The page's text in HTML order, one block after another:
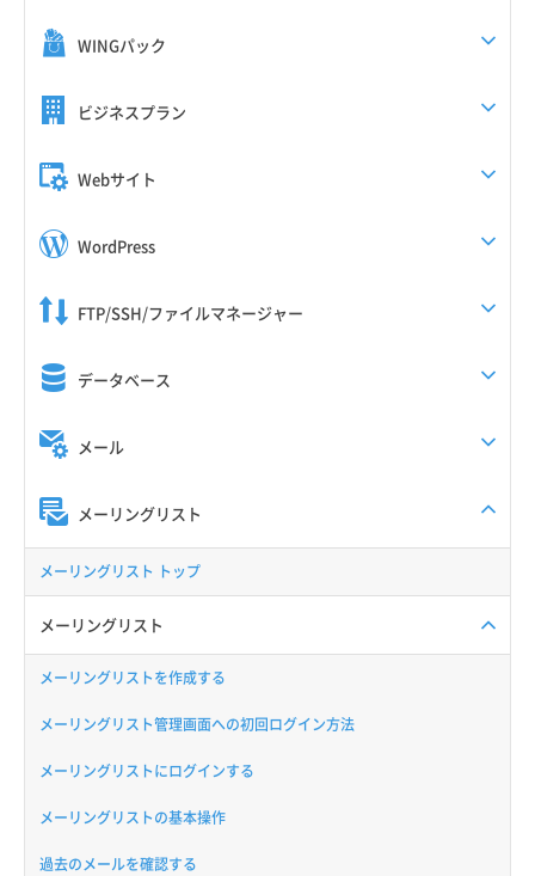
WINGパック
ビジネスプラン
Webサイト
WordPress
FTP/SSH/ファイルマネージャー
データベース
メール
メーリングリスト
メーリングリスト トップ
メーリングリスト
メーリングリストを作成する
メーリングリスト管理画面への初回ログイン方法
メーリングリストにログインする
メーリングリストの基本操作
過去のメールを確認する